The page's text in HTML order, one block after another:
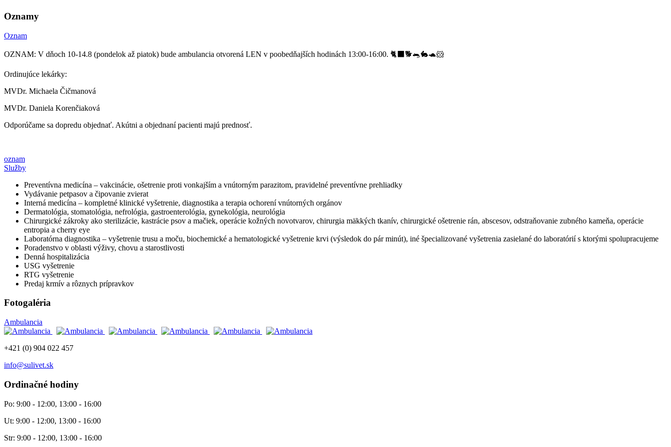
Oznamy
Oznam
OZNAM: V dňoch 10-14.8 (pondelok až piatok) bude ambulancia otvorená LEN v poobedňajších hodinách 13:00-16:00. 🐈‍⬛🐕🐀🐇🐢🐹
Ordinujúce lekárky:
MVDr. Michaela Čičmanová
MVDr. Daniela Korenčiaková
Odporúčame sa dopredu objednať. Akútni a objednaní pacienti majú prednosť.
oznam
Služby
Preventívna medicína – vakcinácie, ošetrenie proti vonkajším a vnútorným parazitom, pravidelné preventívne prehliadky
Vydávanie petpasov a čipovanie zvierat
Interná medicína – kompletné klinické vyšetrenie, diagnostika a terapia ochorení vnútorných orgánov
Dermatológia, stomatológia, nefrológia, gastroenterológia, gynekológia, neurológia
Chirurgické zákroky ako sterilizácie, kastrácie psov a mačiek, operácie kožných novotvarov, chirurgia mäkkých tkanív, chirurgické ošetrenie rán, abscesov, odstraňovanie zubného kameňa, operácie
entropia a cherry eye
Laboratórna diagnostika – vyšetrenie trusu a moču, biochemické a hematologické vyšetrenie krvi (výsledok do pár minút), iné špecializované vyšetrenia zasielané do laboratórií s ktorými spolupracujeme
Poradenstvo v oblasti výživy, chovu a starostlivosti
Denná hospitalizácia
USG vyšetrenie
RTG vyšetrenie
Predaj krmív a rôznych prípravkov
Fotogaléria
Ambulancia
+421 (0) 904 022 457
info@sulivet.sk
Ordinačné hodiny
Po: 9:00 - 12:00, 13:00 - 16:00
Ut: 9:00 - 12:00, 13:00 - 16:00
Str: 9:00 - 12:00, 13:00 - 16:00